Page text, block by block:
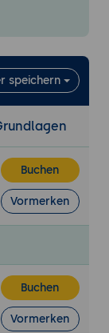
speichern
Buchen
Vormerken
Buchen
Vormerken